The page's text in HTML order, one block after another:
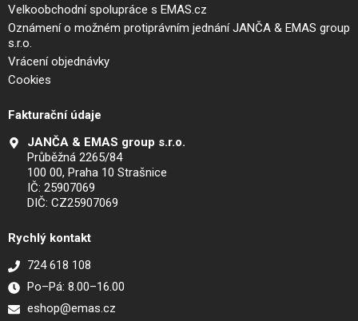
Velkoobchodní spolupráce s EMAS.cz
Oznámení o možném protiprávním jednání JANČA & EMAS group
s.r.o.
Vrácení objednávky
Cookies
Fakturační údaje
JANČA & EMAS group s.r.o.
Průběžná 2265/84
100 00, Praha 10 Strašnice
IČ: 25907069
DIČ: CZ25907069
Rychlý kontakt
724 618 108
Po–Pá: 8.00–16.00
eshop@emas.cz